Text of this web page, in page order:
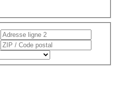
Adresse
postale
Ville